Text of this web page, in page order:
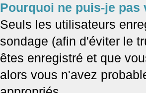
Pourquoi ne puis-je pas
Seuls les utilisateurs
sondage (afin d'éviter le
êtes enregistré et que
alors vous n'avez